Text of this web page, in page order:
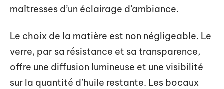
maîtresses d’un éclairage d’ambiance.
Le choix de la matière est non négligeable. Le
verre, par sa résistance et sa transparence,
offre une diffusion lumineuse et une visibilité
sur la quantité d’huile restante. Les bocaux